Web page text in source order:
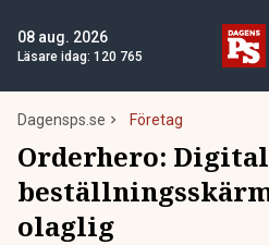
08 aug. 2026
Läsare idag: 120 765
Dagensps.se Företag
Orderhero: Digital
olaglig